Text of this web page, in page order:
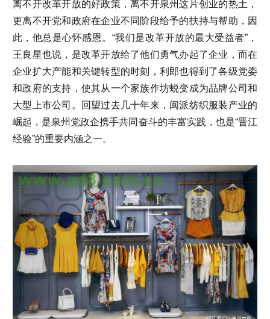
离不开改革开放的好政策，离不开泉州这片创业的热土，
更离不开党和政府在企业不同阶段给予的扶持与帮助，因
此，他总是心怀感恩。“我们是改革开放的最大受益者”，
王良星也说，是改革开放给了他们勇气办起了企业，而在
企业扩大产能和关键转型的时刻，利郎也得到了各级党委
和政府的支持，使其从一个家族作坊蜕变成为品牌公司和
大型上市公司。回望过去几十年来，闽派纺织服装产业的
崛起，是泉州党政企携手共同奋斗的丰富实践，也是“晋江
经验”的重要内涵之一。